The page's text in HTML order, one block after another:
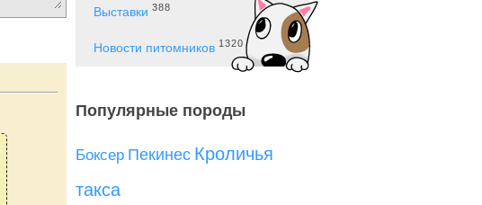
Выставки 388
Новости питомников 1320
Популярные породы
Боксер Пекинес Кроличья
такса